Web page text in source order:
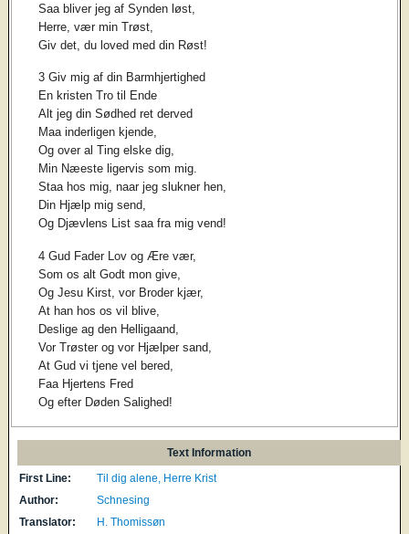
Saa bliver jeg af Synden løst,
Herre, vær min Trøst,
Giv det, du loved med din Røst!
3 Giv mig af din Barmhjertighed
En kristen Tro til Ende
Alt jeg din Sødhed ret derved
Maa inderligen kjende,
Og over al Ting elske dig,
Min Næeste ligervis som mig.
Staa hos mig, naar jeg slukner hen,
Din Hjælp mig send,
Og Djævlens List saa fra mig vend!
4 Gud Fader Lov og Ære vær,
Som os alt Godt mon give,
Og Jesu Kirst, vor Broder kjær,
At han hos os vil blive,
Deslige ag den Helligaand,
Vor Trøster og vor Hjælper sand,
At Gud vi tjene vel bered,
Faa Hjertens Fred
Og efter Døden Salighed!
Text Information
First Line:
Til dig alene, Herre Krist
Author:
Schnesing
Translator:
H. Thomissøn